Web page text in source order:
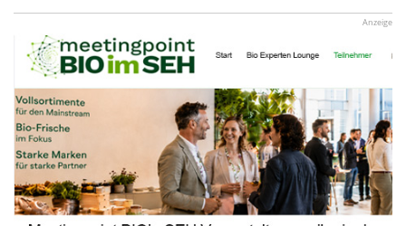
Anzeige